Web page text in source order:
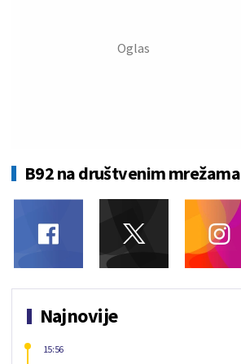
B92 na društvenim mrežama
Najnovije
15:56